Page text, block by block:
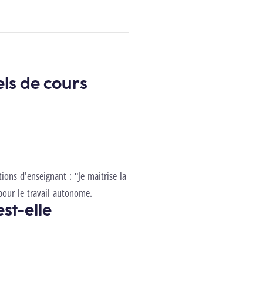
de cours
d'enseignant : "Je maitrise la
le travail autonome.
elle